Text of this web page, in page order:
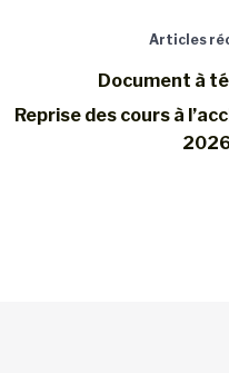
Articles
Document à
Reprise des cours à